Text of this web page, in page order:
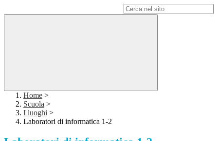
Home >
Scuola >
I luoghi >
Laboratori di informatica 1-2